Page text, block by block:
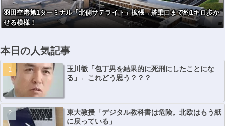
羽田空港第1ターミナル「北側サテライト」拡張→搭乗口まで約1キロ歩か
せる模様！
本日の人気記事
玉川徹「包丁男を結果的に死刑にしたことにな
る」←これどう思う？？？
東大教授「デジタル教科書は危険。北欧はもう紙
に戻っている」